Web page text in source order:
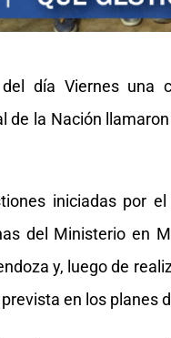
día Viernes una
de la Nación
iniciadas por el
del Ministerio en
y, luego de
en los planes